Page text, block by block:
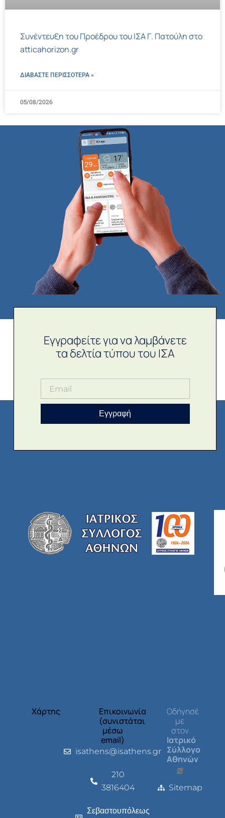
Συνέντευξη του Προέδρου του ΙΣΑ Γ. Πατούλη στο
atticahorizon.gr
ΔΙΑΒΑΣΤΕ ΠΕΡΙΣΣΌΤΕΡΑ »
05/08/2026
Εγγραφείτε για να λαμβάνετε
τα δελτία τύπου του ΙΣΑ
Εγγραφή
Χάρτης
Επικοινωνία
(συνιστάται
μέσω
email)
isathens@isathens.gr
210
3816404
Σεβαστουπόλεως
Οδήγησέ
με
στον
Ιατρικό
Σύλλογο
Αθηνών
Sitemap